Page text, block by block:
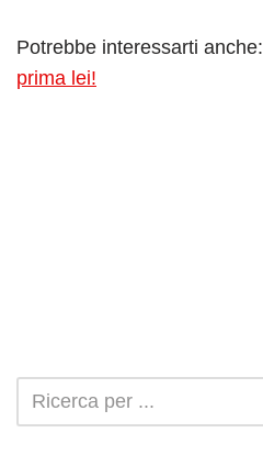
Potrebbe interessarti anche:
prima lei!